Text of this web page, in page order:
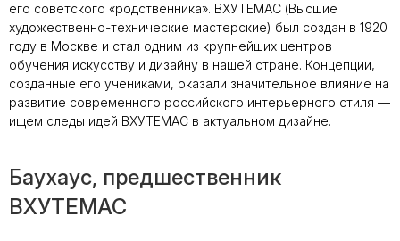
его советского «родственника». ВХУТЕМАС (Высшие
художественно-технические мастерские) был создан в 1920
году в Москве и стал одним из крупнейших центров
обучения искусству и дизайну в нашей стране. Концепции,
созданные его учениками, оказали значительное влияние на
развитие современного российского интерьерного стиля —
ищем следы идей ВХУТЕМАС в актуальном дизайне.
Баухаус, предшественник
ВХУТЕМАС